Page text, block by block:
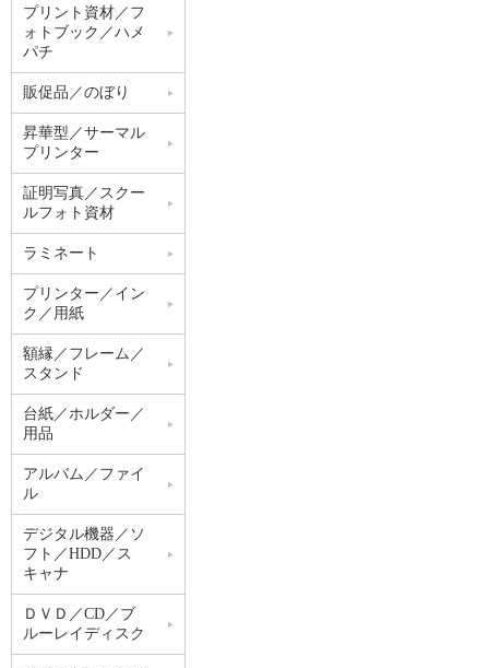
プリント資材／フ
ォトブック／ハメ
パチ
販促品／のぼり
昇華型／サーマル
プリンター
証明写真／スクー
ルフォト資材
ラミネート
プリンター／イン
ク／用紙
額縁／フレーム／
スタンド
台紙／ホルダー／
用品
アルバム／ファイ
ル
デジタル機器／ソ
フト／HDD／ス
キャナ
ＤＶＤ／CD／ブ
ルーレイディスク